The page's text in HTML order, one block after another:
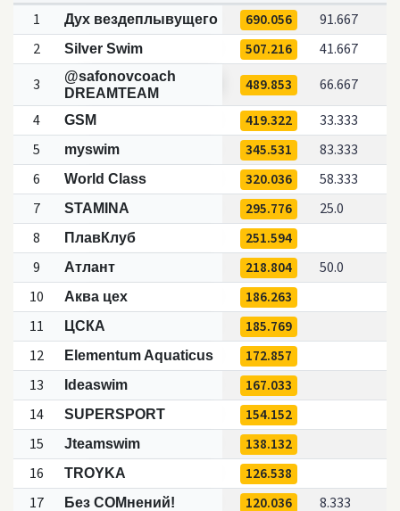
1 Дух вездеплывущего 690.056
91.667
2
Silver Swim 507.216
41.667
3
@safonovcoach
DREAMTEAM
489.853
66.667
4
GSM 419.322
33.333
5
myswim 345.531
83.333
6
World Class 320.036
58.333
7
STAMINA 295.776
25.0
8
ПлавКлуб
251.594
9
Атлант 218.804
50.0
10
Аква цех
186.263
11
ЦСКА
185.769
12
Elementum Aquaticus
172.857
13
Ideaswim
167.033
14
SUPERSPORT
154.152
15
Jteamswim
138.132
16
TROYKA
126.538
17
Без СОМнений! 120.036 8.333